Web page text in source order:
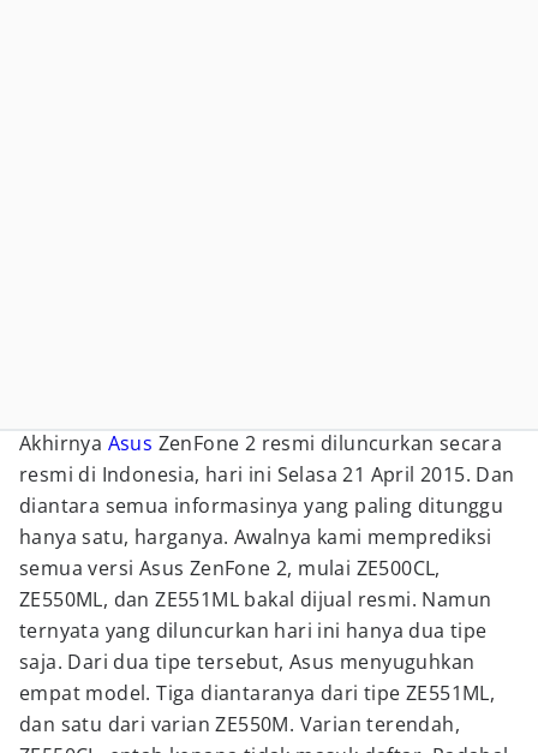
Akhirnya Asus ZenFone 2 resmi diluncurkan secara
resmi di Indonesia, hari ini Selasa 21 April 2015. Dan
diantara semua informasinya yang paling ditunggu
hanya satu, harganya. Awalnya kami memprediksi
semua versi Asus ZenFone 2, mulai ZE500CL,
ZE550ML, dan ZE551ML bakal dijual resmi. Namun
ternyata yang diluncurkan hari ini hanya dua tipe
saja. Dari dua tipe tersebut, Asus menyuguhkan
empat model. Tiga diantaranya dari tipe ZE551ML,
dan satu dari varian ZE550M. Varian terendah,